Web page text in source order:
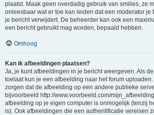
plaatst. Maak geen overdadig gebruik van smilies, ze
onleesbaar wat er toe kan leiden dat een moderator je
je bericht verwijdert. De beheerder kan ook een
een bericht gebruikt mag worden, bepaald hebben.
Omhoog
Kan ik afbeeldingen plaatsen?
Ja, je kunt afbeeldingen in je bericht weergeven. Als
toelaat kun je een afbeelding naar het forum
zorgen dat de afbeelding op een andere publieke
bijvoorbeeld http://www.voorbeeld.com/
afbeelding op je eigen computer is onmogelijk (tenzij
is). Ook afbeeldingen die een authentificatie vereisen